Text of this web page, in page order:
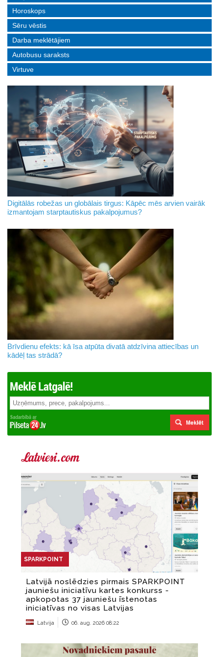
Horoskops
Sēru vēstis
Darba meklētājiem
Autobusu saraksts
Virtuve
Digitālās robežas un globālais tirgus: Kāpēc mēs arvien vairāk
izmantojam starptautiskus pakalpojumus?
Brīvdienu efekts: kā īsa atpūta divatā atdzīvina attiecības un
kādēļ tas strādā?